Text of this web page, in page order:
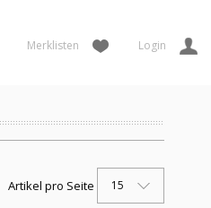
Merklisten Login
Artikel pro Seite 15